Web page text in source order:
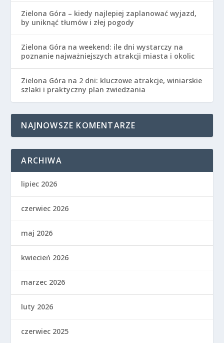
Zielona Góra – kiedy najlepiej zaplanować wyjazd,
by uniknąć tłumów i złej pogody
Zielona Góra na weekend: ile dni wystarczy na
poznanie najważniejszych atrakcji miasta i okolic
Zielona Góra na 2 dni: kluczowe atrakcje, winiarskie
szlaki i praktyczny plan zwiedzania
NAJNOWSZE KOMENTARZE
ARCHIWA
lipiec 2026
czerwiec 2026
maj 2026
kwiecień 2026
marzec 2026
luty 2026
czerwiec 2025